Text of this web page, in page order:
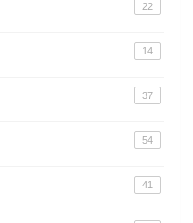
22
14
37
54
41